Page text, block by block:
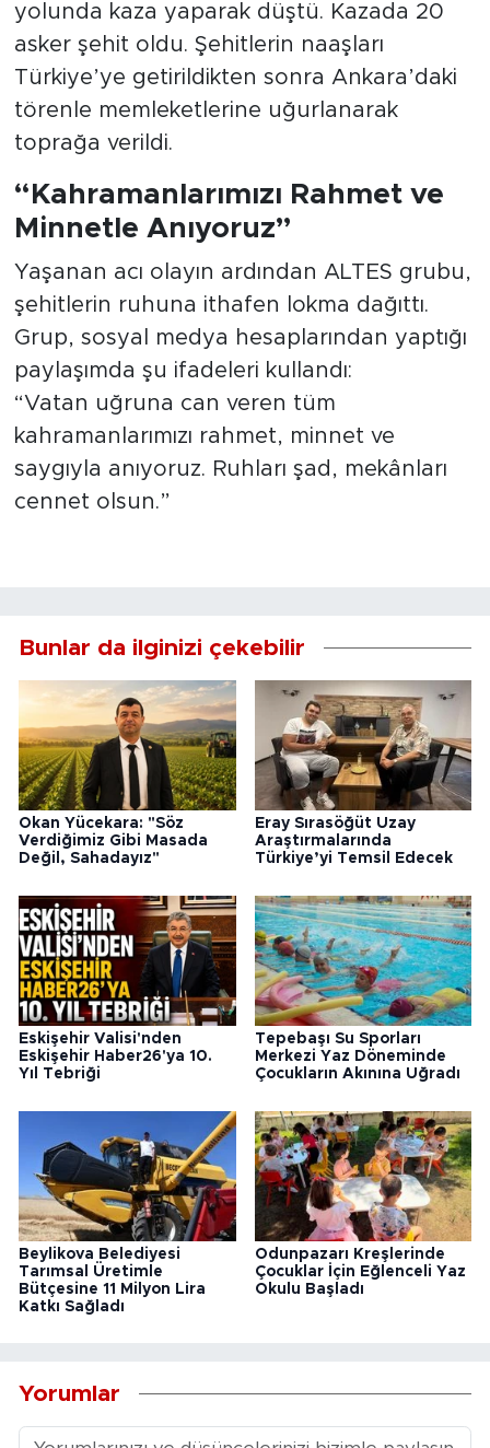
yolunda kaza yaparak düştü. Kazada 20
asker şehit oldu. Şehitlerin naaşları
Türkiye’ye getirildikten sonra Ankara’daki
törenle memleketlerine uğurlanarak
toprağa verildi.
“Kahramanlarımızı Rahmet ve
Minnetle Anıyoruz”
Yaşanan acı olayın ardından ALTES grubu,
şehitlerin ruhuna ithafen lokma dağıttı.
Grup, sosyal medya hesaplarından yaptığı
paylaşımda şu ifadeleri kullandı:
“Vatan uğruna can veren tüm
kahramanlarımızı rahmet, minnet ve
saygıyla anıyoruz. Ruhları şad, mekânları
cennet olsun.”
Bunlar da ilginizi çekebilir
Okan Yücekara: "Söz
Verdiğimiz Gibi Masada
Değil, Sahadayız"
Eray Sırasöğüt Uzay
Araştırmalarında
Türkiye’yi Temsil Edecek
Eskişehir Valisi'nden
Eskişehir Haber26'ya 10.
Yıl Tebriği
Tepebaşı Su Sporları
Merkezi Yaz Döneminde
Çocukların Akınına Uğradı
Beylikova Belediyesi
Tarımsal Üretimle
Bütçesine 11 Milyon Lira
Katkı Sağladı
Odunpazarı Kreşlerinde
Çocuklar İçin Eğlenceli Yaz
Okulu Başladı
Yorumlar